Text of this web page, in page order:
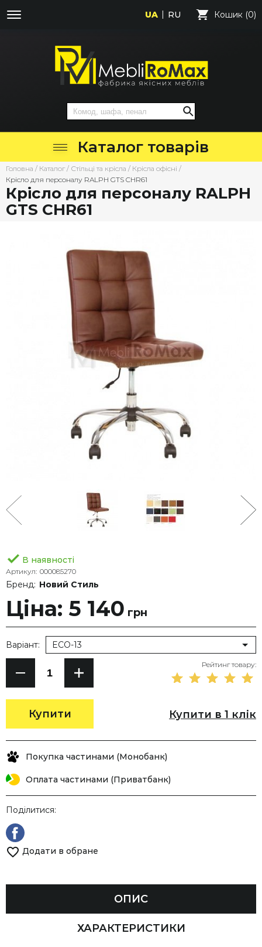
UA RU Кошик (0)
Каталог товарів
Головна / Каталог / Стільці та крісла / Крісла офісні /
Крісло для персоналу RALPH GTS CHR61
Крісло для персоналу RALPH
GTS CHR61
В наявності
Артикул: 000085270
Бренд: Новий Стиль
Ціна: 5 140 грн
Купити
Варіант: ECO-13
Рейтинг товару:
Купити в 1 клік
Покупка частинами (Монобанк)
Оплата частинами (Приватбанк)
Поділитися:
Додати в обране
ОПИС
ХАРАКТЕРИСТИКИ